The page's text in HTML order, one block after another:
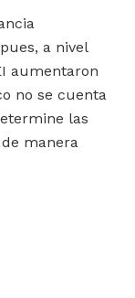
a nivel
aumentaron
no se cuenta
las
manera